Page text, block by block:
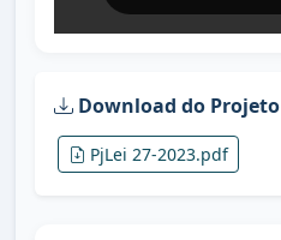
Download do Projeto
PjLei 27-2023.pdf